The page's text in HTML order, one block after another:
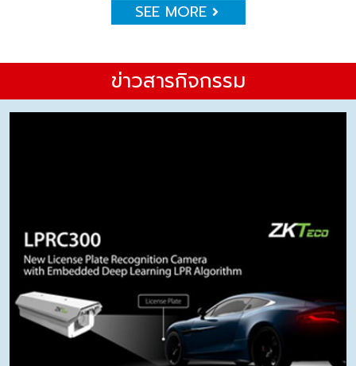
SEE MORE
ข่าวสารกิจกรรม